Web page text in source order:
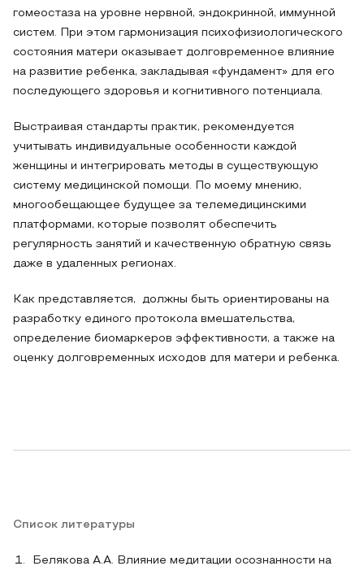
гомеостаза на уровне нервной, эндокринной, иммунной
систем. При этом гармонизация психофизиологического
состояния матери оказывает долговременное влияние
на развитие ребенка, закладывая «фундамент» для его
последующего здоровья и когнитивного потенциала.
Выстраивая стандарты практик, рекомендуется
учитывать индивидуальные особенности каждой
женщины и интегрировать методы в существующую
систему медицинской помощи. По моему мнению,
многообещающее будущее за телемедицинскими
платформами, которые позволят обеспечить
регулярность занятий и качественную обратную связь
даже в удаленных регионах.
Как представляется, должны быть ориентированы на
разработку единого протокола вмешательства,
определение биомаркеров эффективности, а также на
оценку долговременных исходов для матери и ребенка.
Список литературы
Белякова А.А. Влияние медитации осознанности на